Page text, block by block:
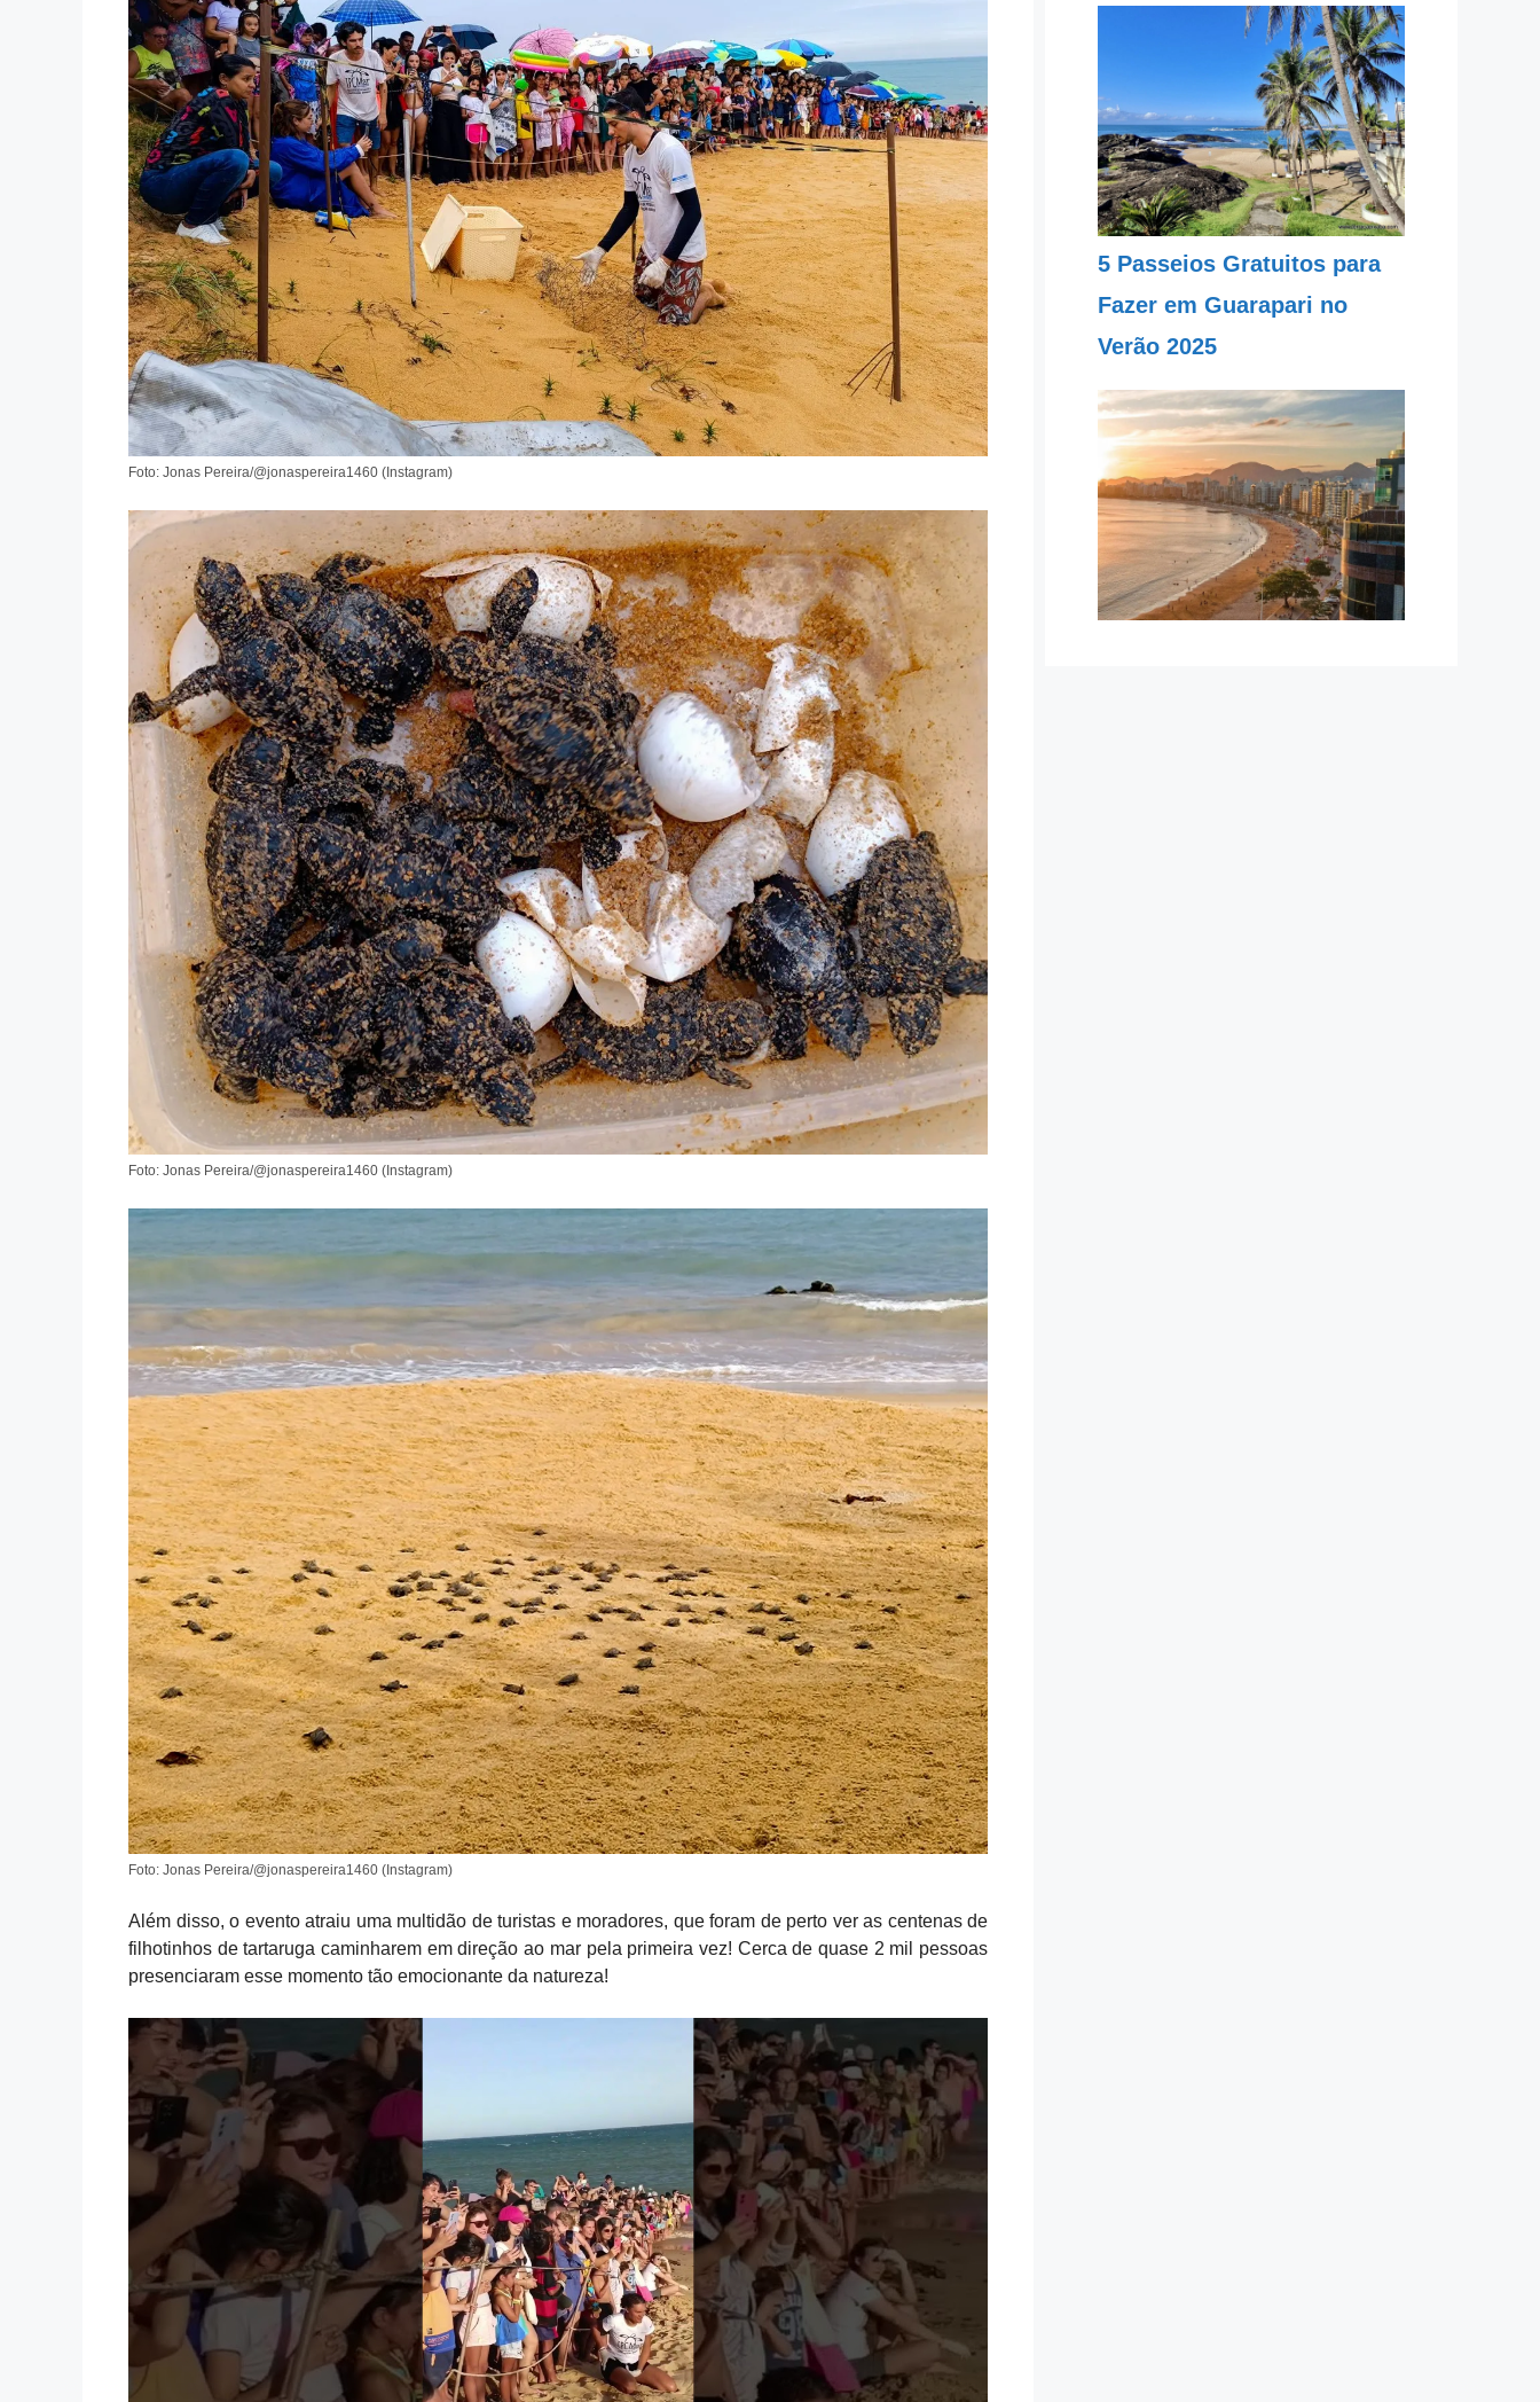
Foto: Jonas Pereira/@jonaspereira1460 (Instagram)
Foto: Jonas Pereira/@jonaspereira1460 (Instagram)
Foto: Jonas Pereira/@jonaspereira1460 (Instagram)
Além disso, o evento atraiu uma multidão de turistas e moradores, que foram de perto ver as centenas de
filhotinhos de tartaruga caminharem em direção ao mar pela primeira vez! Cerca de quase 2 mil pessoas
presenciaram esse momento tão emocionante da natureza!
5 Passeios Gratuitos para
Fazer em Guarapari no
Verão 2025